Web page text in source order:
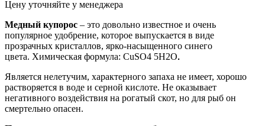
Цену уточняйте у менеджера
Медный купорос – это довольно известное и очень
популярное удобрение, которое выпускается в виде
прозрачных кристаллов, ярко-насыщенного синего
цвета. Химическая формула: CuSO4 5Н2О.
Является нелетучим, характерного запаха не имеет, хорошо
растворяется в воде и серной кислоте. Не оказывает
негативного воздействия на рогатый скот, но для рыб он
смертельно опасен.